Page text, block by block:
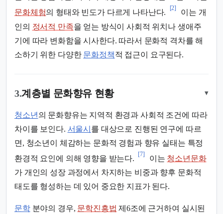
문화체험의 형태와 빈도가 다르게 나타난다.
[2]
이는 개
인의 정서적 만족을 얻는 방식이 사회적 위치나 생애주
기에 따라 변화함을 시사한다. 따라서 문화적 격차를 해
소하기 위한 다양한 문화정책적 접근이 요구된다.
3.계층별 문화향유 현황 ▾
청소년 의 문화향유는 지역적 환경과 사회적 조건에 따라
차이를 보인다. 서울시 를 대상으로 진행된 연구에 따르
면, 청소년이 체감하는 문화적 경험과 향유 실태는 특정
환경적 요인에 의해 영향을 받는다.
[7]
이는 청소년문화
가 개인의 성장 과정에서 차지하는 비중과 향후 문화적
태도를 형성하는 데 있어 중요한 지표가 된다.
문학분야의 경우, 문학진흥법 제6조에 근거하여 실시된